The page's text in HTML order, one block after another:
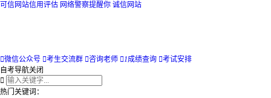
可信网站信用评估 网络警察提醒你 诚信网站
微信公众号 考生交流群 咨询老师 1成绩查询 考试安排
自考导航关闭

热门关键词：